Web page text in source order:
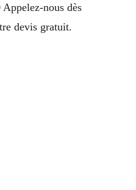
nous dès
devis gratuit.